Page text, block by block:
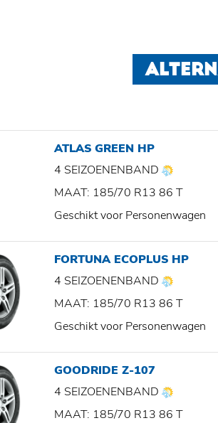
ATLAS GREEN HP
4 SEIZOENENBAND
MAAT: 185/70 R13 86 T
Geschikt voor Personenwagen
FORTUNA ECOPLUS HP
4 SEIZOENENBAND
MAAT: 185/70 R13 86 T
Geschikt voor Personenwagen
GOODRIDE Z-107
4 SEIZOENENBAND
MAAT: 185/70 R13 86 T